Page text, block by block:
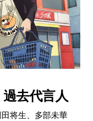
去代言人
将生、多部未華